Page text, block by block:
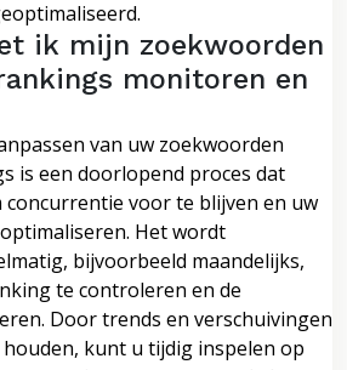
ik mijn zoekwoorden
monitoren en
van uw zoekwoorden
is een doorlopend proces dat
concurrentie voor te blijven en uw
Het wordt
bijvoorbeeld maandelijks,
te controleren en de
Door trends en verschuivingen
kunt u tijdig inspelen op